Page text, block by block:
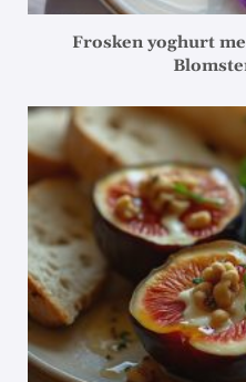
Frosken yoghurt